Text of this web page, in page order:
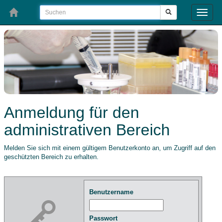
Toggle
Anmeldung für den
administrativen Bereich
Melden Sie sich mit einem gültigem Benutzerkonto an, um Zugriff auf den
geschützten Bereich zu erhalten.
Benutzername
Passwort